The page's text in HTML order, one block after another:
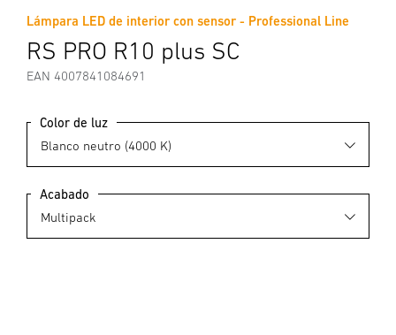
Lámpara LED de interior con sensor - Professional Line
RS PRO R10 plus SC
EAN 4007841084691
Color de luz
Acabado